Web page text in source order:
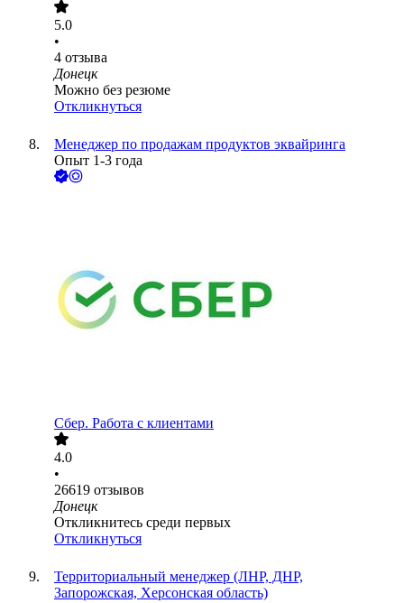
5.0
•
4 отзыва
Донецк
Можно без резюме
Откликнуться
Менеджер по продажам продуктов эквайринга
Опыт 1-3 года
Сбер. Работа с клиентами
4.0
•
26619 отзывов
Донецк
Откликнитесь среди первых
Откликнуться
Территориальный менеджер (ЛНР, ДНР,
Запорожская, Херсонская область)